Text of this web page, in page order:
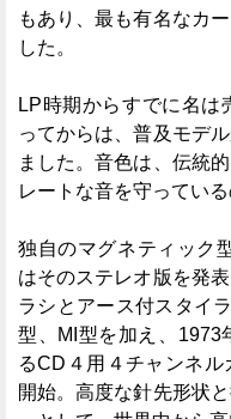
もあり、最も有名なカ
した。
LP時期からすでに名は
ってからは、普及モデ
ました。音色は、伝統
レートな音を守っている
独自のマグネティック
はそのステレオ版を発
ラシとアース付スタイ
型、MI型を加え、1973
るCD４用４チャンネ
開始。高度な針先形状